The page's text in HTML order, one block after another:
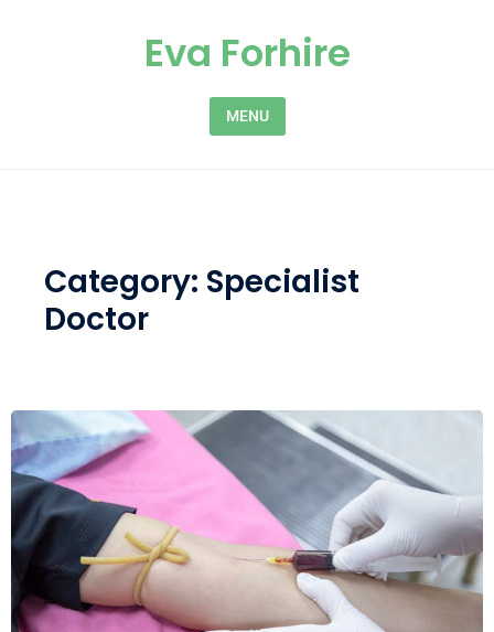
Eva Forhire
MENU
Category: Specialist
Doctor